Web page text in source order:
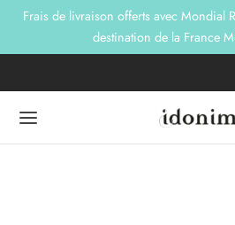
Frais de livraison offerts avec Mondial
destination de la France